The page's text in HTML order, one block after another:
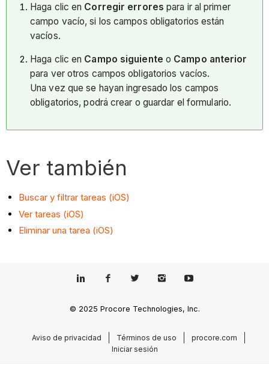
Haga clic en Corregir errores para ir al primer
campo vacío, si los campos obligatorios están
vacíos.
Haga clic en Campo siguiente o Campo anterior
para ver otros campos obligatorios vacíos.
Una vez que se hayan ingresado los campos
obligatorios, podrá crear o guardar el formulario.
Ver también
Buscar y filtrar tareas (iOS)
Ver tareas (iOS)
Eliminar una tarea (iOS)
© 2025 Procore Technologies, Inc.
Aviso de privacidad Términos de uso
procore.com
Iniciar sesión